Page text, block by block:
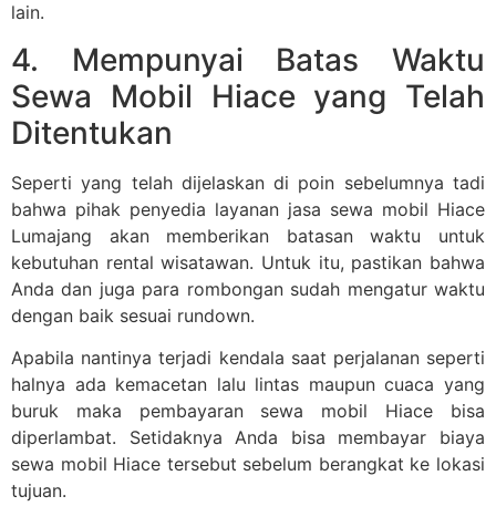
lain.
4. Mempunyai Batas Waktu
Sewa Mobil Hiace yang Telah
Ditentukan
Seperti yang telah dijelaskan di poin sebelumnya tadi
bahwa pihak penyedia layanan jasa sewa mobil Hiace
Lumajang akan memberikan batasan waktu untuk
kebutuhan rental wisatawan. Untuk itu, pastikan bahwa
Anda dan juga para rombongan sudah mengatur waktu
dengan baik sesuai rundown.
Apabila nantinya terjadi kendala saat perjalanan seperti
halnya ada kemacetan lalu lintas maupun cuaca yang
buruk maka pembayaran sewa mobil Hiace bisa
diperlambat. Setidaknya Anda bisa membayar biaya
sewa mobil Hiace tersebut sebelum berangkat ke lokasi
tujuan.